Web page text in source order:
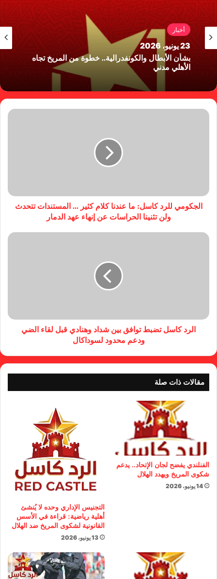
أخبار
23 يونيو، 2026
بشأن الأبطال والكونفدرالية.. خطوة من المريخ تجاه
الأهلي مدني
الجكومي للرد كاسل: ما عندنا كلام كثير ... المستندات تتحدث
ولن تثنينا الحراسات عن إنهاء عهد الدمار
الرد كاسل تضبط توافق بين شداد وهنادي قبل لقاء الضي
ودعم محدود لسوداكال
مقالات ذات صلة
الفنلندي يفضح لجان الإتحاد.. يدعم
شكوى المريخ ويهدد الهلال
14 يونيو، 2026
التجنيس الإداري وحده لا يُنشئ
أهلية رياضية: قراءة في الأسس
القانونية لشكوى المريخ ضد الهلال
13 يونيو، 2026